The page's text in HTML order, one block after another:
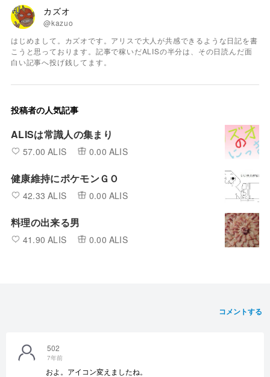
カズオ
@kazuo
はじめまして。カズオです。アリスで大人が共感できるような日記を書
こうと思っております。記事で稼いだALISの半分は、その日読んだ面
白い記事へ投げ銭してます。
投稿者の人気記事
ALISは常識人の集まり
57.00 ALIS 0.00 ALIS
健康維持にポケモンＧＯ
42.33 ALIS 0.00 ALIS
料理の出来る男
41.90 ALIS 0.00 ALIS
コメントする
502
7年前
およ。アイコン変えましたね。